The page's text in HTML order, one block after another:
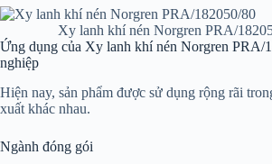
Xy lanh khí nén Norgren PRA/
Ứng dụng của Xy lanh khí nén Norgren PRA/
nghiệp
Hiện nay, sản phẩm được sử dụng rộng rãi
xuất khác nhau.
Ngành đóng gói